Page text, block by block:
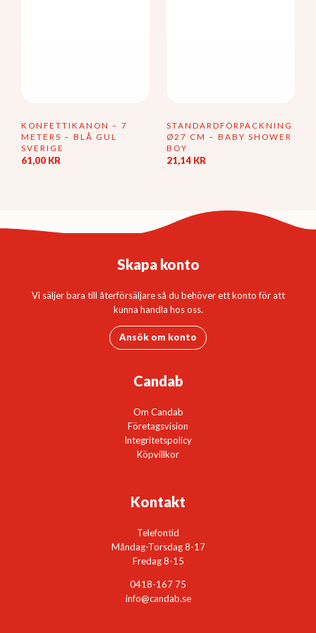
KONFETTIKANON – 7
METERS – BLÅ GUL
SVERIGE
61,00 KR
STANDARDFÖRPACKNING
Ø27 CM – BABY SHOWER
BOY
21,14 KR
Skapa konto
Vi säljer bara till återförsäljare så du behöver ett konto för att
kunna handla hos oss.
Ansök om konto
Candab
Om Candab
Företagsvision
Integritetspolicy
Köpvillkor
Kontakt
Telefontid
Måndag-Torsdag 8-17
Fredag 8-15
0418-167 75
info@candab.se